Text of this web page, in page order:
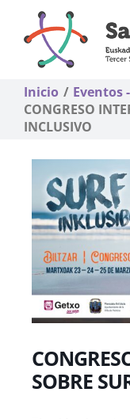
contenido
Inicio
Eventos
CONGRESO
INCLUSIVO
SOBRE